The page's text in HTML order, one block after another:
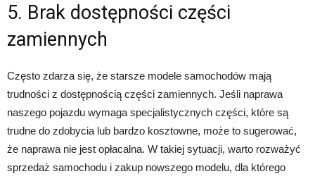
5. Brak dostępności części
zamiennych
Często zdarza się, że starsze modele samochodów mają
trudności z dostępnością części zamiennych. Jeśli naprawa
naszego pojazdu wymaga specjalistycznych części, które są
trudne do zdobycia lub bardzo kosztowne, może to sugerować,
że naprawa nie jest opłacalna. W takiej sytuacji, warto rozważyć
sprzedaż samochodu i zakup nowszego modelu, dla którego